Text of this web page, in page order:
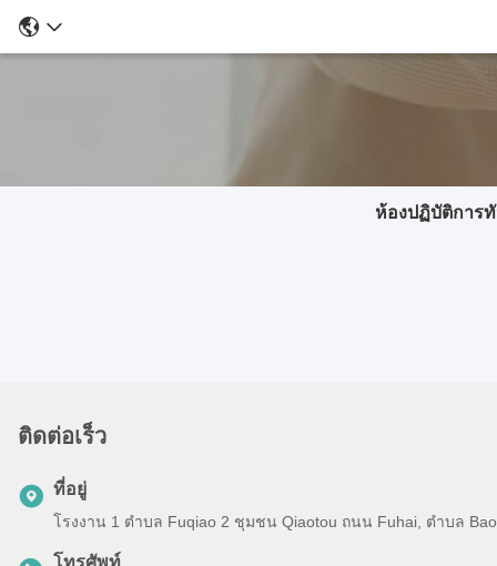
ห้องปฏิบัติการ
ติดต่อเร็ว
ที่อยู่
โรงงาน 1 ตําบล Fuqiao 2 ชุมชน Qiaotou ถนน Fuhai, ตําบล
โทรศัพท์